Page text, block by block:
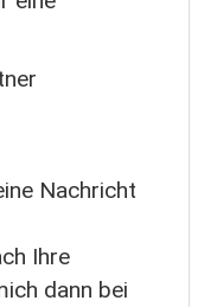
Nachricht
Ihre
dann bei